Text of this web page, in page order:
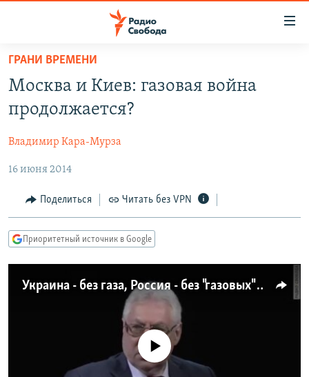
упрощенного
доступа
основному
Вернутся
главной
навигации
Вернутся
АВТОРСКИЕ ПРОЕКТЫ
ЦИТАТЫ СВОБОДЫ
МНЕНИЯ
КУЛЬТУРА
IDEL.РЕАЛИИ
КАВКАЗ.РЕАЛИИ
СИБИРЬ.РЕАЛИИ
РАСПИСАНИЕ ВЕЩАНИЯ
ПОДПИШИТЕСЬ НА РАССЫЛКУ
ГРАНИ ВРЕМЕНИ
Москва и Киев: газовая война
продолжается?
Владимир Кара-Мурза
16 июня 2014
Поделиться Читать без VPN
Приоритетный источник в Google
Украина - без газа, Россия - без "газовых" денег: кому хуже?
No media source currently available